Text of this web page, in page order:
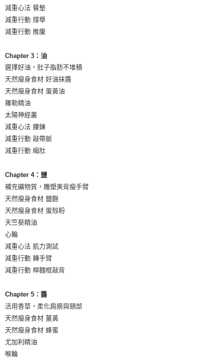
減重心法 餐墊
減重行動 撐舉
減重行動 推腹
Chapter 3：油
選擇好油，肚子脂肪不堆積
天然瘦身食材 好油抹醬
天然瘦身食材 蛋黃油
羅勒精油
太陽神經叢
減重心法 腰鍊
減重行動 敲帶脈
減重行動 縮肚
Chapter 4：鹽
補充礦物質，雕塑美背瘦手臂
天然瘦身食材 鹽麴
天然瘦身食材 蛋殼粉
天竺葵精油
心輪
減重心法 肌力測試
減重行動 轉手臂
減重行動 桿麵棍敲背
Chapter 5：醬
活用香草，柔化肩膀與頸部
天然瘦身食材 薑黃
天然瘦身食材 蜂蜜
尤加利精油
喉輪